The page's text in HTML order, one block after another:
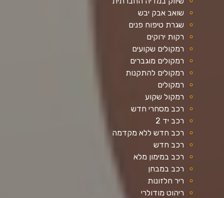
שואב אבק יבש
שגרת טיפוח פנים
רקות ירוקים
רמקולים שקועים
רמקולים מוגברים
רמקולים להתקנות
רמקולים
רמקול שקוע
רכב מסחרי חדש
רכב יד 2
רכב חדש ללא מקדמה
רכב חדש
רכב במימון מלא
רכב במבחן
ריר חלזונות
ריהוט מודולרי